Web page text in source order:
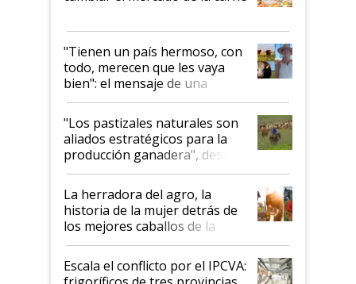
"Tienen un país hermoso, con
todo, merecen que les vaya
bien": el mensaje de una
ganadera uruguaya sobre las
oportunidades que se abren
para el agro en Argentina, con
foco en la carne
"Los pastizales naturales son
aliados estratégicos para la
producción ganadera", destaca
la iniciativa que ya reúne a 46
establecimientos en Argentina
La herradora del agro, la
historia de la mujer detrás de
los mejores caballos de la
Argentina y los mitos que
todavía hacen sufrir a estos
animales: "Mientras me
Escala el conflicto por el IPCVA: